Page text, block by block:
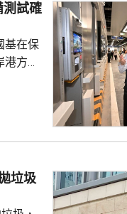
車長
合警
試確
基在保
方口
公共
練和
次測試
垃圾